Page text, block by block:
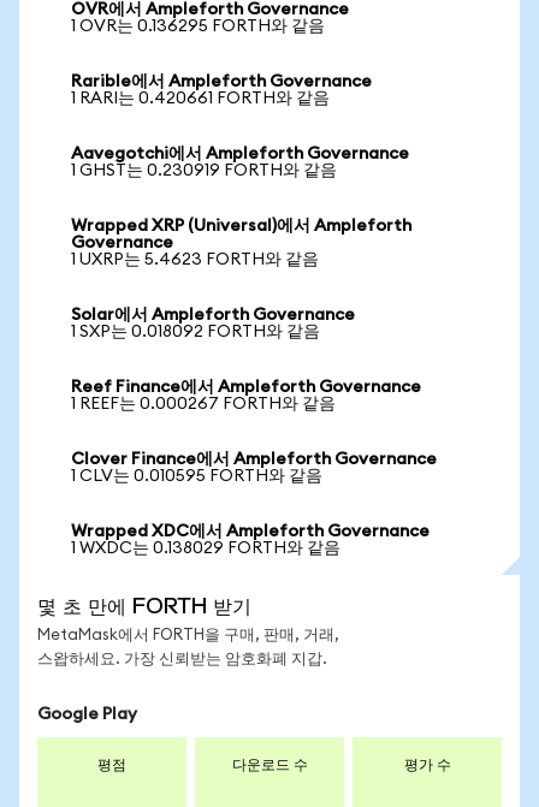
OVR에서 Ampleforth Governance
1 OVR는 0.136295 FORTH와 같음
Rarible에서 Ampleforth Governance
1 RARI는 0.420661 FORTH와 같음
Aavegotchi에서 Ampleforth Governance
1 GHST는 0.230919 FORTH와 같음
Wrapped XRP (Universal)에서 Ampleforth
Governance
1 UXRP는 5.4623 FORTH와 같음
Solar에서 Ampleforth Governance
1 SXP는 0.018092 FORTH와 같음
Reef Finance에서 Ampleforth Governance
1 REEF는 0.000267 FORTH와 같음
Clover Finance에서 Ampleforth Governance
1 CLV는 0.010595 FORTH와 같음
Wrapped XDC에서 Ampleforth Governance
1 WXDC는 0.138029 FORTH와 같음
몇 초 만에 FORTH 받기
MetaMask에서 FORTH을 구매, 판매, 거래,
스왑하세요. 가장 신뢰받는 암호화폐 지갑.
Google Play
평점 다운로드 수 평가 수